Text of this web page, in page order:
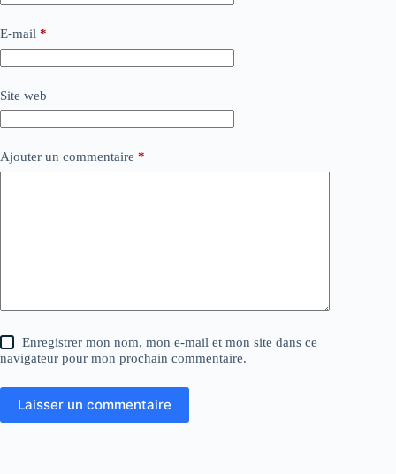
E-mail *
Site web
Ajouter un commentaire *
Enregistrer mon nom, mon e-mail et mon site dans ce
navigateur pour mon prochain commentaire.
Laisser un commentaire